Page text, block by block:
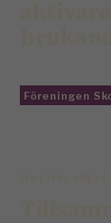
Föreningen